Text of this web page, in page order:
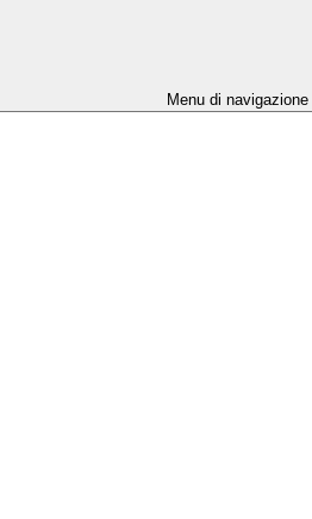
Menu di navigazione